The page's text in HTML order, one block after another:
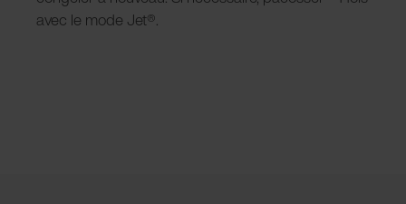
avec le mode Jet®.